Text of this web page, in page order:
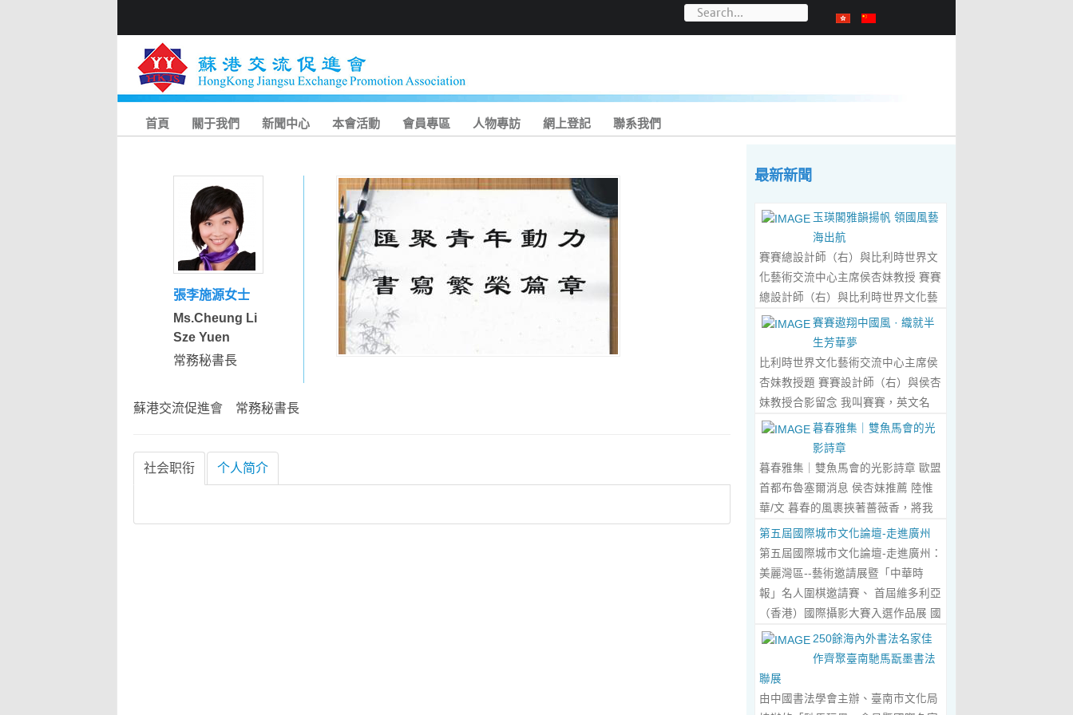
首頁 關于我們 新聞中心 本會活動 會員專區 人物專訪 網上登記 聯系我們
張李施源女士
Ms.Cheung Li
Sze Yuen
常務秘書長
蘇港交流促進會 常務秘書長
社会职衔 个人简介
最新新聞
玉瑛閣雅韻揚帆 領國風藝
海出航
賽賽總設計師（右）與比利時世界文
化藝術交流中心主席侯杏妹教授 賽賽
總設計師（右）與比利時世界文化藝
術交流中心主席侯杏妹教授及其題詞
合影留念 ‍ 賽賽/文 ‍ 近日有幸與比利
時籍華裔藝術家陸惟華、侯杏妹夫婦
傾心晤談，此番交流沒有客套的寒
暄，唯有藝術與文化的深度共鳴，言
骨與赤誠的文化情懷，暢談過後，內
心滿是深切的感念與久久不散的觸
動，更讓我對國風服飾的創作之路，
有了全新的認知與堅守。... Read
More...
賽賽遨翔中國風 · 織就半
生芳華夢
比利時世界文化藝術交流中心主席侯
杏妹教授題 賽賽設計師（右）與侯杏
妹教授合影留念 我叫賽賽，英文名
Elin，生於湖南邵東的鄉野村落，如
今紮根東莞，在服裝與設計的領域
裡，書寫著屬於自己的人生篇章。 我
的童年，是被墨香與書卷包裹的時
光。外公是當地頗負盛名的國畫愛好
師、老校長，他的一生，一半是教書
育人的赤誠，一半是筆墨丹青的風
雅。記憶裡，外公的書桌總鋪著宣
紙，狼毫筆起落間，山水花鳥躍然紙
上，窗外的田園炊煙、山間流雲，都
成了他筆下的景致。我總蹲在桌旁靜
靜凝望，看墨色在紙上暈染開深淺層
次，看線條勾勒出世間萬物，那些靈
動的筆觸、雅致的構圖，悄無聲息地
暮春雅集｜雙魚馬會的光
影詩章
暮春雅集｜雙魚馬會的光影詩章 歐盟
首都布魯塞爾消息 侯杏妹推薦 陸惟
華/文 暮春的風裹挾著薔薇香，將我
們引入香港雙魚河馬會的湖光畫卷
中。葉慶良博士、陸惟華博士、侯杏
妹教授與廖國玲小姐同游于此，在水
墨煙嵐與藝術雅趣間，共赴一場關於
時光的慢調敘事。 墨韻凝香：方寸亭
著的燈串尚未蘇醒，卻被攀援的藤蔓
織成了碎金簾幕。牙醫博士葉慶良的
書法彙報在此流淌，如古琴撥弦——
他從倉頡造字的鴻蒙傳說講起，指尖
第五屆國際城市文化論壇-走進廣州
第五屆國際城市文化論壇-走進廣州：
美麗灣區--藝術邀請展暨「中華時
報」名人圍棋邀請賽、 首屆維多利亞
（香港）國際攝影大賽入選作品展 國
際城市文化論壇介紹： 國際城市文化
論壇組委會和中華時報傳媒集團等機
構，成 功在中國內地和澳門主辦了三
屆国際城市文化論壇。第一 屆，於
250餘海內外書法名家佳
作齊聚臺南馳馬翫墨書法
聯展
由中國書法學會主辦、臺南市文化局